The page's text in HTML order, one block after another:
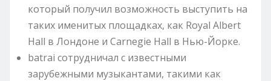
который получил возможность выступить на
таких именитых площадках, как Royal Albert
Hall в Лондоне и Carnegie Hall в Нью-Йорке.
batrai сотрудничал с известными
зарубежными музыкантами, такими как